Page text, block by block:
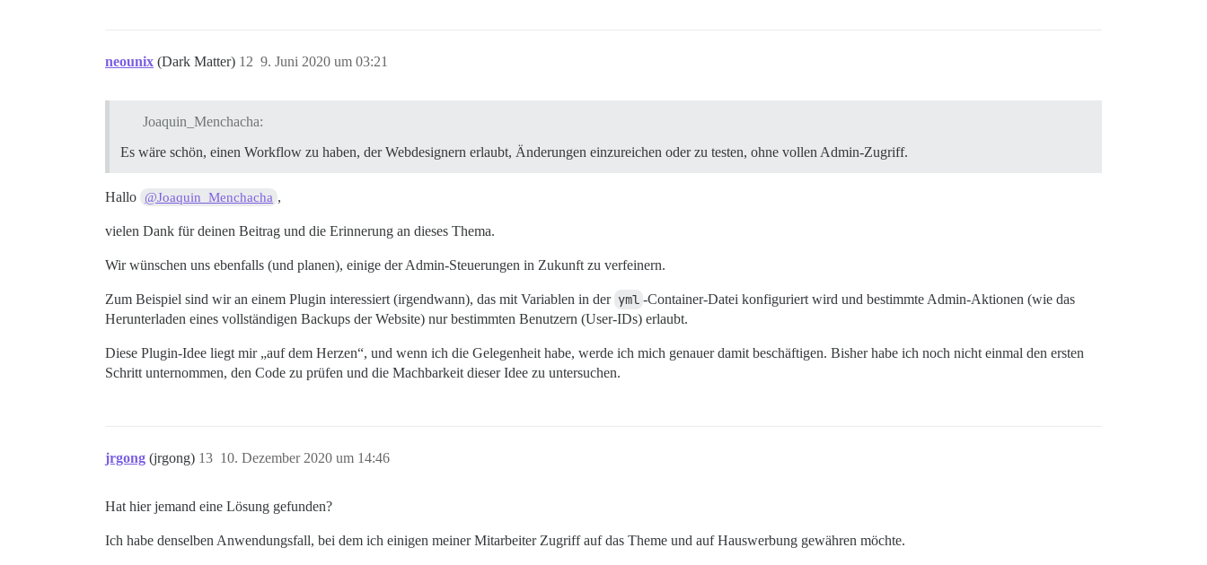
neounix (Dark Matter) 9. Juni 2020 um 03:21
12
Joaquin_Menchacha:
Es wäre schön, einen Workflow zu haben, der Webdesignern erlaubt, Änderungen einzureichen oder zu testen, ohne vollen Admin-Zugriff.
Hallo @Joaquin_Menchacha ,
vielen Dank für deinen Beitrag und die Erinnerung an dieses Thema.
Wir wünschen uns ebenfalls (und planen), einige der Admin-Steuerungen in Zukunft zu verfeinern.
Zum Beispiel sind wir an einem Plugin interessiert (irgendwann), das mit Variablen in der yml -Container-Datei konfiguriert wird und bestimmte Admin-Aktionen (wie das
Herunterladen eines vollständigen Backups der Website) nur bestimmten Benutzern (User-IDs) erlaubt.
Diese Plugin-Idee liegt mir „auf dem Herzen“, und wenn ich die Gelegenheit habe, werde ich mich genauer damit beschäftigen. Bisher habe ich noch nicht einmal den ersten
Schritt unternommen, den Code zu prüfen und die Machbarkeit dieser Idee zu untersuchen.
jrgong (jrgong) 10. Dezember 2020 um 14:46
13
Hat hier jemand eine Lösung gefunden?
Ich habe denselben Anwendungsfall, bei dem ich einigen meiner Mitarbeiter Zugriff auf das Theme und auf Hauswerbung gewähren möchte.